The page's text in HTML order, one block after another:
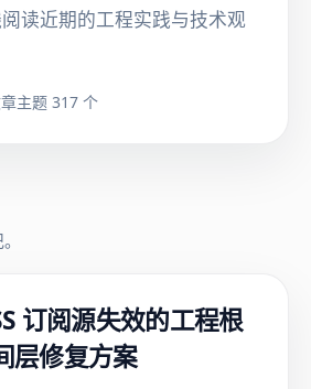
读近期的工程实践与技术观
主题 317 个
订阅源失效的工程根
层修复方案